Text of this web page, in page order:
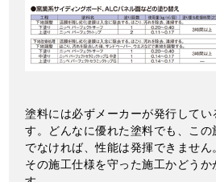
塗料には必ずメーカーが発行してい
す。どんなに優れた塗料でも、こ
でなければ、性能は発揮できません
その施工仕様を守った施工かどう